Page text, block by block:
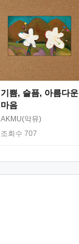
기쁨, 슬픔, 아름다운
마음
AKMU(악뮤)
조회수 707